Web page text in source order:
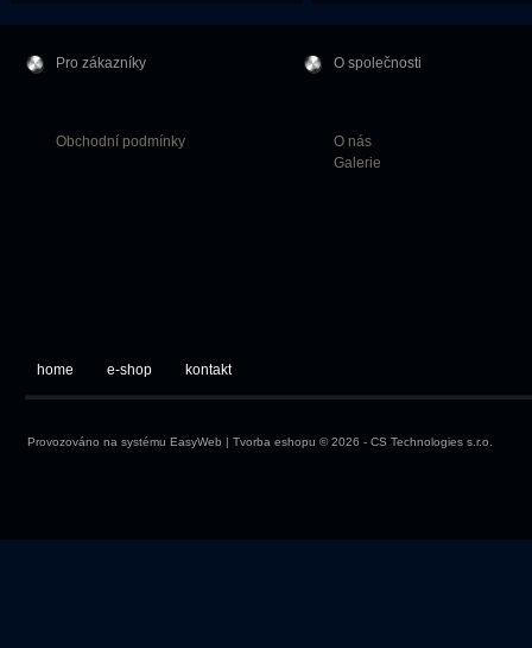
Pro zákazníky
Obchodní podmínky
O společnosti
O nás
Galerie
home e-shop kontakt
Provozováno na systému EasyWeb | Tvorba eshopu © 2026 - CS Technologies s.r.o.